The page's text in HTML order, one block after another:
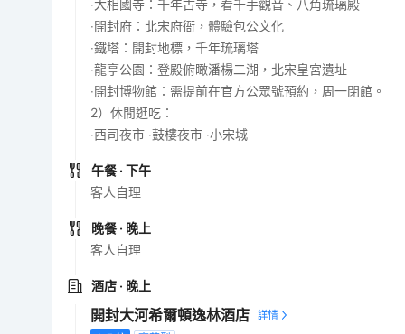
‧大相國寺：千年古寺，看千手觀音、八角琉璃殿
‧開封府：北宋府衙，體驗包公文化
‧鐵塔：開封地標，千年琉璃塔
‧龍亭公園：登殿俯瞰潘楊二湖，北宋皇宮遺址
‧開封博物館：需提前在官方公眾號預約，周一閉館。
2）休閒逛吃：
‧西司夜市 ‧鼓樓夜市 ‧小宋城
午餐 · 下午
客人自理
晚餐 · 晚上
客人自理
酒店 · 晚上
開封大河希爾頓逸林酒店